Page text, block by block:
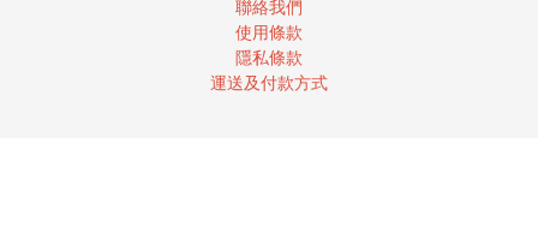
聯絡我們
使用條款
隱私條款
運送及付款方式